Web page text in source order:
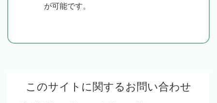
が可能です。
このサイトに関するお問い合わせ